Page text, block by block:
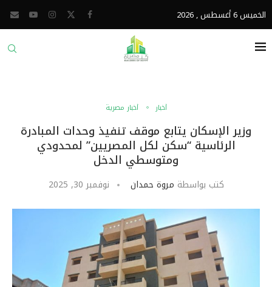
الخميس 6 أغسطس , 2026
أخبار أخبار مصرية
وزير الإسكان يتابع موقف تنفيذ وحدات المبادرة
الرئاسية “سكن لكل المصريين” لمحدودي
ومتوسطي الدخل
كتب بواسطة مروة حمدان نوفمبر 30, 2025